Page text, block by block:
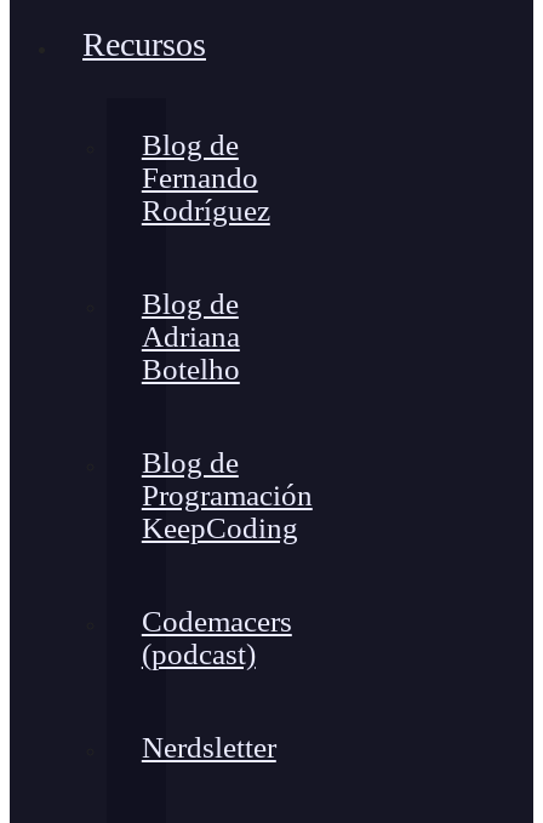
Recursos
Blog de
Fernando
Rodríguez
Blog de
Adriana
Botelho
Blog de
Programación
KeepCoding
Codemacers
(podcast)
Nerdsletter